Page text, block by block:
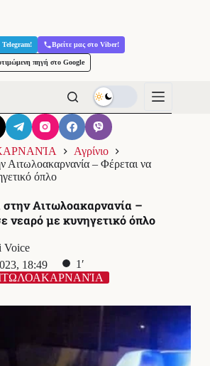
Telegram! Βρείτε μας στο Viber!
πηγή στο Google
Αγρίνιο
Αιτωλοακαρνανία – Φέρεται να
όπλο
Αιτωλοακαρνανία –
νεαρό με κυνηγετικό όπλο
Voice
18:49
1′